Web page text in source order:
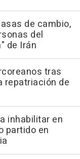
de cambio,
del
de Irán
tras
repatriación de
inhabilitar en
partido en